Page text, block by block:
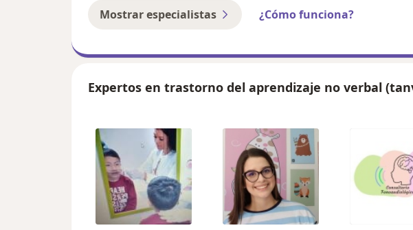
Mostrar especialistas ¿Cómo funciona?
Expertos en trastorno del aprendizaje no verbal